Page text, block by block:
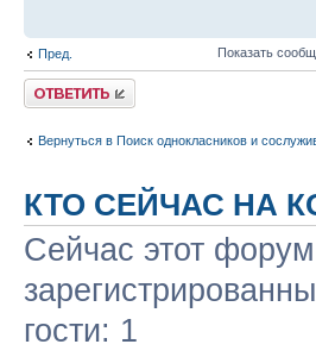
Пред. Показать
Ответить
Вернуться в Поиск однокласников и
КТО СЕЙЧАС НА
Сейчас этот
гости: 1